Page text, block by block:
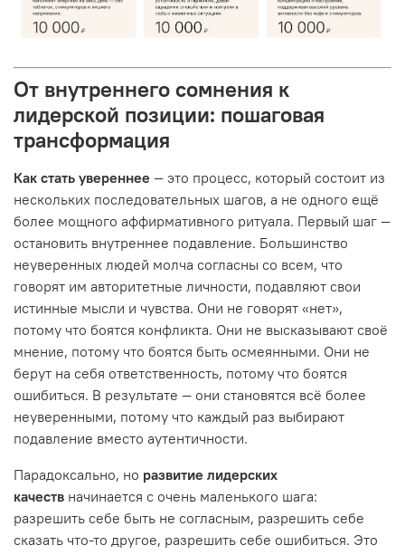
От внутреннего сомнения к
лидерской позиции: пошаговая
трансформация
Как стать увереннее — это процесс, который состоит из
нескольких последовательных шагов, а не одного ещё
более мощного аффирмативного ритуала. Первый шаг —
остановить внутреннее подавление. Большинство
неуверенных людей молча согласны со всем, что
говорят им авторитетные личности, подавляют свои
истинные мысли и чувства. Они не говорят «нет»,
потому что боятся конфликта. Они не высказывают своё
мнение, потому что боятся быть осмеянными. Они не
берут на себя ответственность, потому что боятся
ошибиться. В результате — они становятся всё более
неуверенными, потому что каждый раз выбирают
подавление вместо аутентичности.
Парадоксально, но развитие лидерских
качеств начинается с очень маленького шага:
разрешить себе быть не согласным, разрешить себе
сказать что-то другое, разрешить себе ошибиться. Это